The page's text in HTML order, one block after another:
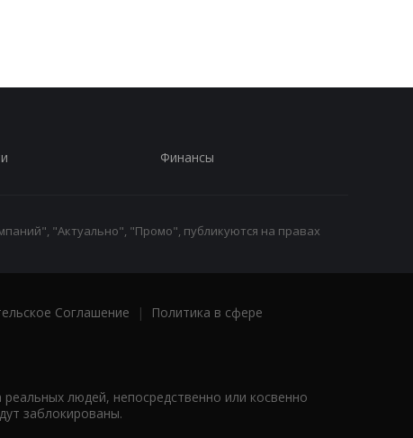
Финансы
"Актуально", "Промо", публикуются на правах
Соглашение |
Политика в сфере
людей, непосредственно или косвенно
заблокированы.